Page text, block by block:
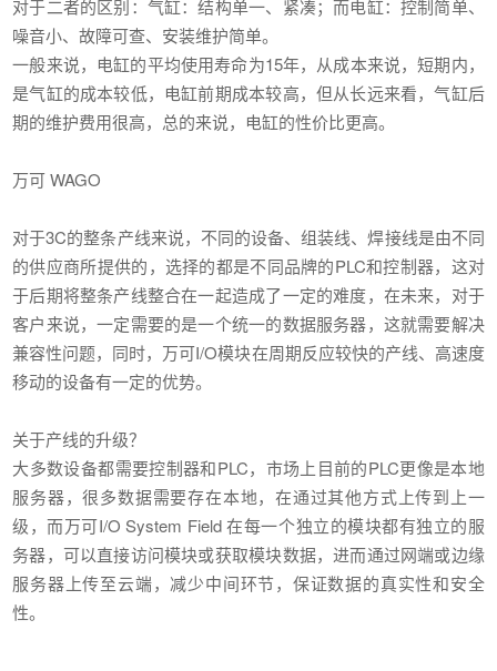
对于二者的区别：气缸：结构单一、紧凑；而电缸：控制简单、
噪音小、故障可查、安装维护简单。
一般来说，电缸的平均使用寿命为15年，从成本来说，短期内，
是气缸的成本较低，电缸前期成本较高，但从长远来看，气缸后
期的维护费用很高，总的来说，电缸的性价比更高。
万可 WAGO
对于3C的整条产线来说，不同的设备、组装线、焊接线是由不同
的供应商所提供的，选择的都是不同品牌的PLC和控制器，这对
于后期将整条产线整合在一起造成了一定的难度，在未来，对于
客户来说，一定需要的是一个统一的数据服务器，这就需要解决
兼容性问题，同时，万可I/O模块在周期反应较快的产线、高速度
移动的设备有一定的优势。
关于产线的升级？
大多数设备都需要控制器和PLC，市场上目前的PLC更像是本地
服务器，很多数据需要存在本地，在通过其他方式上传到上一
级，而万可I/O System Field 在每一个独立的模块都有独立的服
务器，可以直接访问模块或获取模块数据，进而通过网端或边缘
服务器上传至云端，减少中间环节，保证数据的真实性和安全
性。